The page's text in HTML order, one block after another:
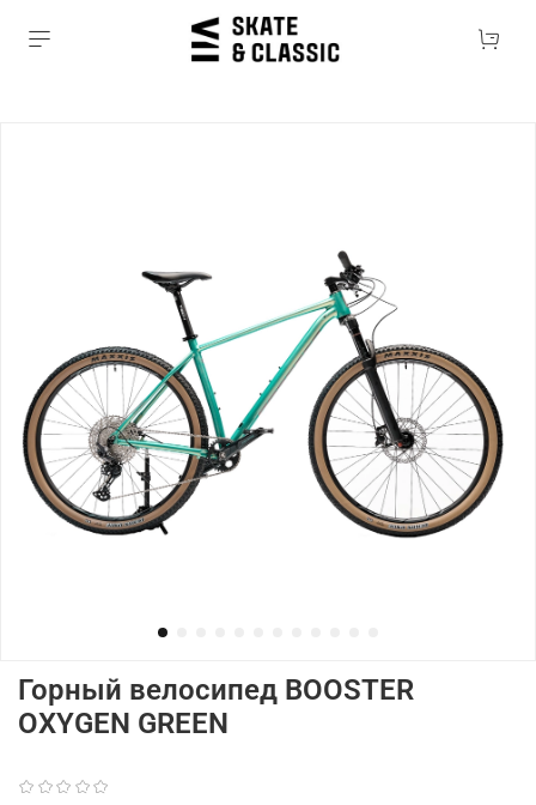
Горный велосипед BOOSTER
OXYGEN GREEN